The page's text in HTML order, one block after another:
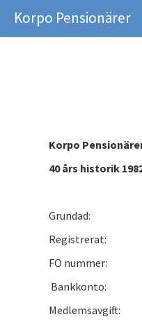
Korpo Pensionärer
Korpo
40 års historik
Grundad:
Registrerat:
FO nummer:
Bankkonto: